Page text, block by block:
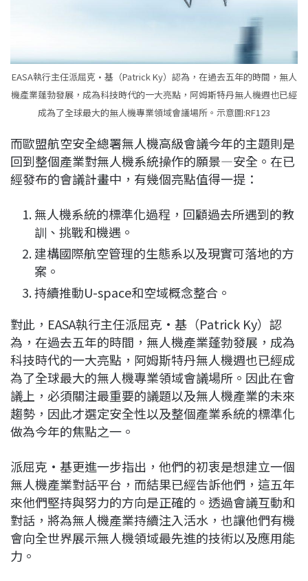
EASA執行主任派屈克·基（Patrick Ky）認為，在過去五年的時間，無人
機產業蓬勃發展，成為科技時代的一大亮點，阿姆斯特丹無人機週也已經
成為了全球最大的無人機專業領域會議場所。示意圖:RF123
而歐盟航空安全總署無人機高級會議今年的主題則是
回到整個產業對無人機系統操作的願景—安全。在已
經發布的會議計畫中，有幾個亮點值得一提：
無人機系統的標準化過程，回顧過去所遇到的教
訓、挑戰和機遇。
建構國際航空管理的生態系以及現實可落地的方
案。
持續推動U-space和空域概念整合。
對此，EASA執行主任派屈克·基（Patrick Ky）認
為，在過去五年的時間，無人機產業蓬勃發展，成為
科技時代的一大亮點，阿姆斯特丹無人機週也已經成
為了全球最大的無人機專業領域會議場所。因此在會
議上，必須關注最重要的議題以及無人機產業的未來
趨勢，因此才選定安全性以及整個產業系統的標準化
做為今年的焦點之一。
派屈克·基更進一步指出，他們的初衷是想建立一個
無人機產業對話平台，而結果已經告訴他們，這五年
來他們堅持與努力的方向是正確的。透過會議互動和
對話，將為無人機產業持續注入活水，也讓他們有機
會向全世界展示無人機領域最先進的技術以及應用能
力。